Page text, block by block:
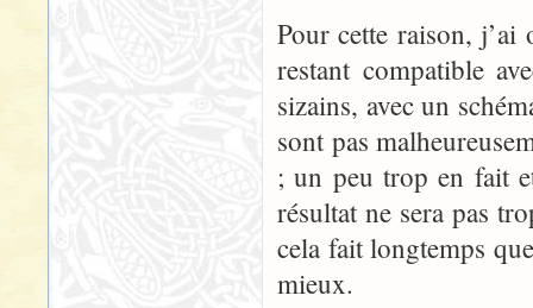
Pour cette raison,
restant compatible
sizains, avec un
sont pas
; un peu trop en fait
résultat ne sera pas
cela fait longtemps
mieux.